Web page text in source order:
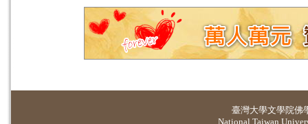
臺灣大學文學院佛
National Taiwan